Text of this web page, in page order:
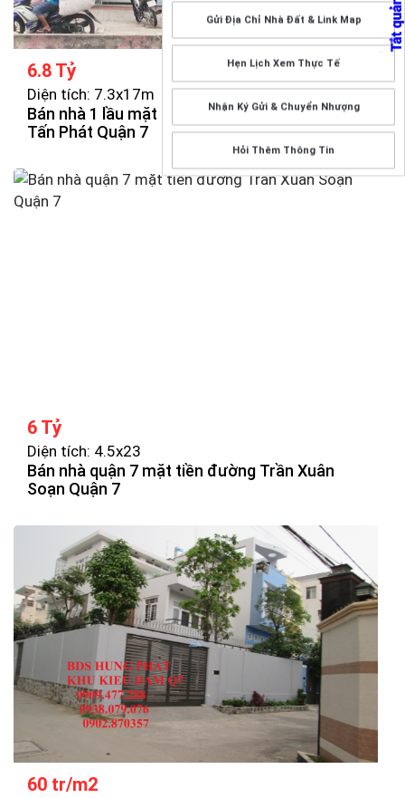
Gửi Địa Chỉ Nhà Đất & Link Map
Hẹn Lịch Xem Thực Tế
Nhận Ký Gửi & Chuyển Nhượng
Hỏi Thêm Thông Tin
6.8 Tỷ
Diện tích: 7.3x17m
Bán nhà 1 lầu mặt tiền quận 7 đường Huỳnh
Tấn Phát Quận 7
6 Tỷ
Diện tích: 4.5x23
Bán nhà quận 7 mặt tiền đường Trần Xuân
Soạn Quận 7
60 tr/m2